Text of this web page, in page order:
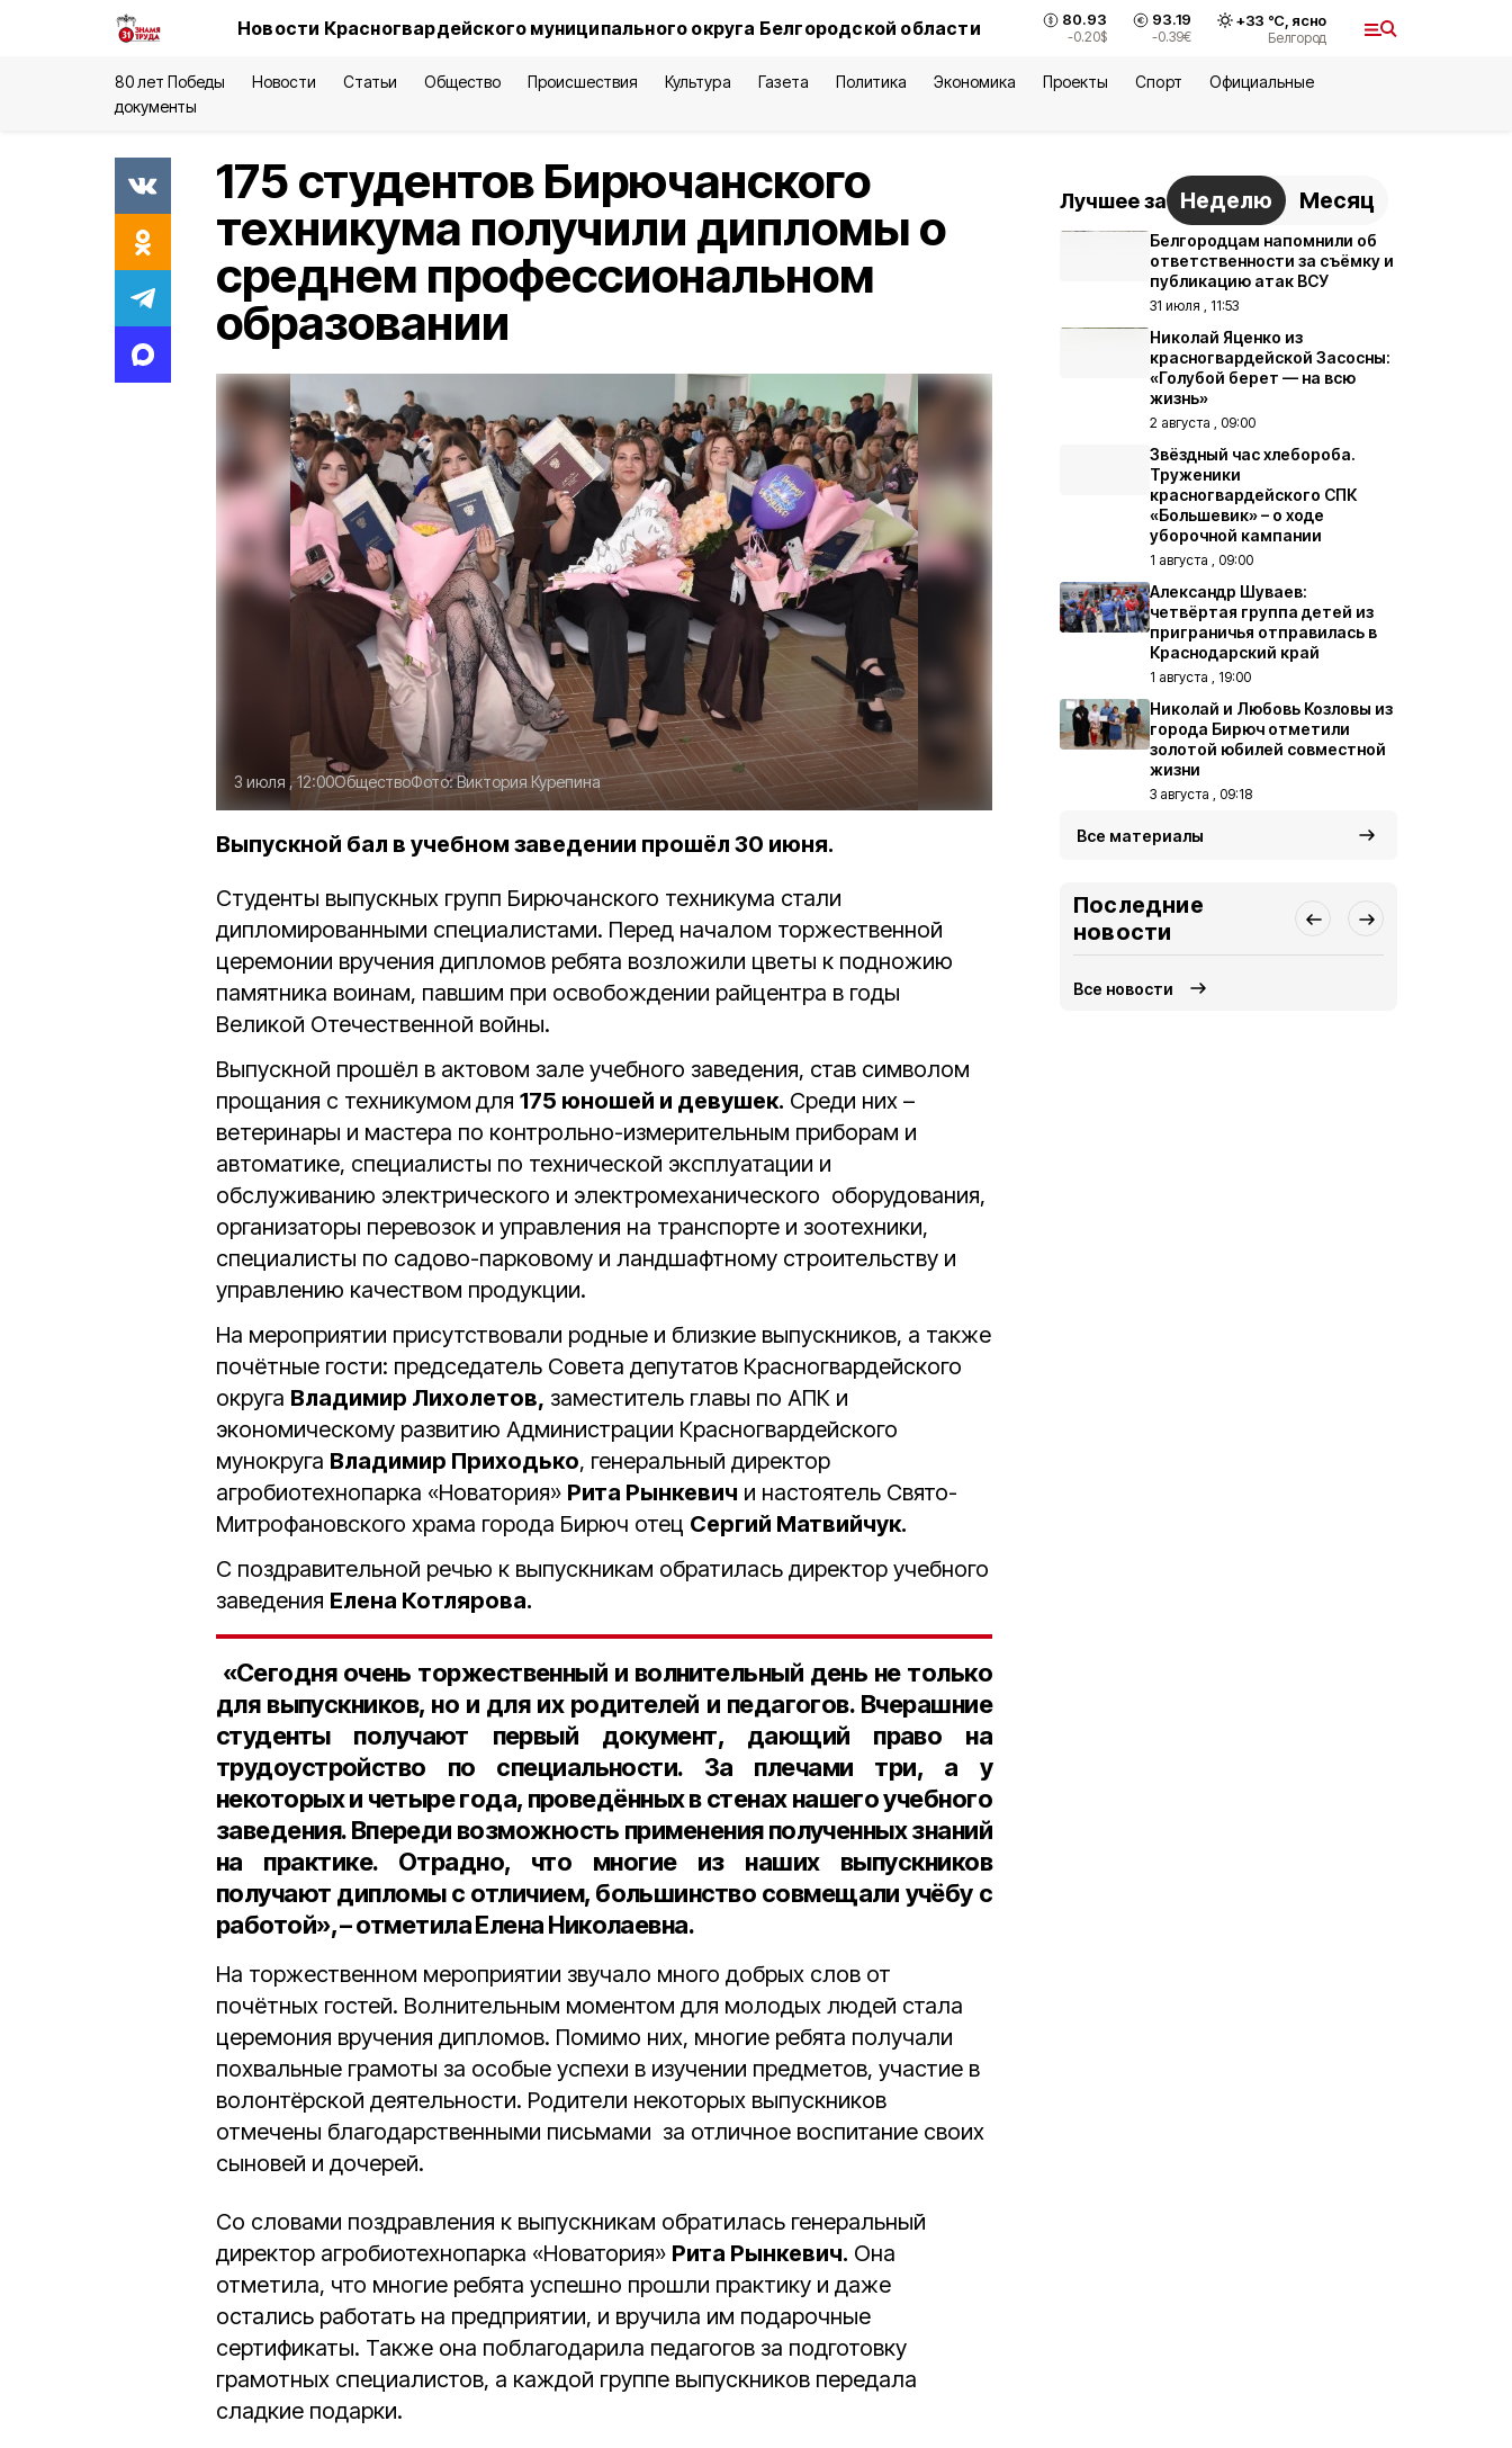
Новости Красногвардейского муниципального округа Белгородской области 80.93
-0.20$
93.19
-0.39€
+33 °С, ясно
Белгород
80 лет Победы Новости Статьи Общество Происшествия Культура Газета Политика Экономика Проекты Спорт
Официальные
документы
175 студентов Бирючанского
техникума получили дипломы о
среднем профессиональном
образовании
3 июля , 12:00ОбществоФото:Виктория Курепина
Выпускной бал в учебном заведении прошёл 30 июня.
Студенты выпускных групп Бирючанского техникума стали
дипломированными специалистами. Перед началом торжественной
церемонии вручения дипломов ребята возложили цветы к подножию
памятника воинам, павшим при освобождении райцентра в годы
Великой Отечественной войны.
Выпускной прошёл в актовом зале учебного заведения, став символом
прощания с техникумом для 175 юношей и девушек. Среди них –
ветеринары и мастера по контрольно-измерительным приборам и
автоматике, специалисты по технической эксплуатации и
обслуживанию электрического и электромеханического оборудования,
организаторы перевозок и управления на транспорте и зоотехники,
специалисты по садово-парковому и ландшафтному строительству и
управлению качеством продукции.
На мероприятии присутствовали родные и близкие выпускников, а также
почётные гости: председатель Совета депутатов Красногвардейского
округа Владимир Лихолетов, заместитель главы по АПК и
экономическому развитию Администрации Красногвардейского
мунокруга Владимир Приходько, генеральный директор
агробиотехнопарка «Новатория» Рита Рынкевич и настоятель Свято-
Митрофановского храма города Бирюч отец Сергий Матвийчук.
С поздравительной речью к выпускникам обратилась директор учебного
заведения Елена Котлярова.
«Сегодня очень торжественный и волнительный день не только
для выпускников, но и для их родителей и педагогов. Вчерашние
студенты получают первый документ, дающий право на
трудоустройство по специальности. За плечами три, а у
некоторых и четыре года, проведённых в стенах нашего учебного
заведения. Впереди возможность применения полученных знаний
на практике. Отрадно, что многие из наших выпускников
получают дипломы с отличием, большинство совмещали учёбу с
работой», – отметила Елена Николаевна.
На торжественном мероприятии звучало много добрых слов от
почётных гостей. Волнительным моментом для молодых людей стала
церемония вручения дипломов. Помимо них, многие ребята получали
похвальные грамоты за особые успехи в изучении предметов, участие в
волонтёрской деятельности. Родители некоторых выпускников
отмечены благодарственными письмами за отличное воспитание своих
сыновей и дочерей.
Со словами поздравления к выпускникам обратилась генеральный
директор агробиотехнопарка «Новатория» Рита Рынкевич. Она
отметила, что многие ребята успешно прошли практику и даже
остались работать на предприятии, и вручила им подарочные
сертификаты. Также она поблагодарила педагогов за подготовку
грамотных специалистов, а каждой группе выпускников передала
сладкие подарки.
Лучшее за Неделю Месяц
Белгородцам напомнили об
ответственности за съёмку и
публикацию атак ВСУ
31 июля , 11:53
Николай Яценко из
красногвардейской Засосны:
«Голубой берет — на всю
жизнь»
2 августа , 09:00
Звёздный час хлебороба.
Труженики
красногвардейского СПК
«Большевик» – о ходе
уборочной кампании
1 августа , 09:00
Александр Шуваев:
четвёртая группа детей из
приграничья отправилась в
Краснодарский край
1 августа , 19:00
Николай и Любовь Козловы из
города Бирюч отметили
золотой юбилей совместной
жизни
3 августа , 09:18
Все материалы
Последние
новости
Все новости